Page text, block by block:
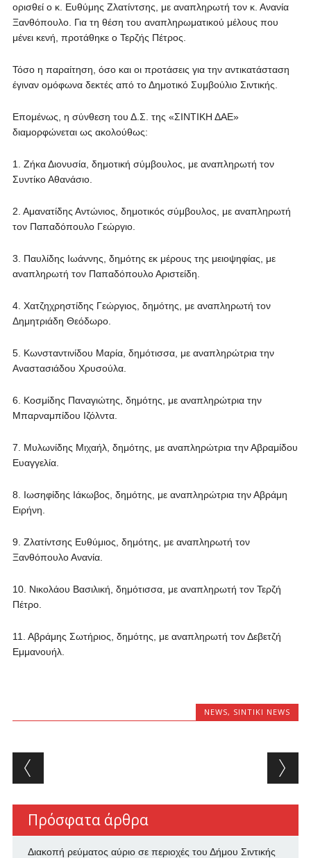
ορισθεί ο κ. Ευθύμης Ζλατίντσης, με αναπληρωτή τον κ. Ανανία
Ξανθόπουλο. Για τη θέση του αναπληρωματικού μέλους που
μένει κενή, προτάθηκε ο Τερζής Πέτρος.
Τόσο η παραίτηση, όσο και οι προτάσεις για την αντικατάσταση
έγιναν ομόφωνα δεκτές από το Δημοτικό Συμβούλιο Σιντικής.
Επομένως, η σύνθεση του Δ.Σ. της «ΣΙΝΤΙΚΗ ΔΑΕ»
διαμορφώνεται ως ακολούθως:
1. Ζήκα Διονυσία, δημοτική σύμβουλος, με αναπληρωτή τον
Συντίκο Αθανάσιο.
2. Αμανατίδης Αντώνιος, δημοτικός σύμβουλος, με αναπληρωτή
τον Παπαδόπουλο Γεώργιο.
3. Παυλίδης Ιωάννης, δημότης εκ μέρους της μειοψηφίας, με
αναπληρωτή τον Παπαδόπουλο Αριστείδη.
4. Χατζηχρηστίδης Γεώργιος, δημότης, με αναπληρωτή τον
Δημητριάδη Θεόδωρο.
5. Κωνσταντινίδου Μαρία, δημότισσα, με αναπληρώτρια την
Αναστασιάδου Χρυσούλα.
6. Κοσμίδης Παναγιώτης, δημότης, με αναπληρώτρια την
Μπαρναμπίδου Ιζόλντα.
7. Μυλωνίδης Μιχαήλ, δημότης, με αναπληρώτρια την Αβραμίδου
Ευαγγελία.
8. Ιωσηφίδης Ιάκωβος, δημότης, με αναπληρώτρια την Αβράμη
Ειρήνη.
9. Ζλατίντσης Ευθύμιος, δημότης, με αναπληρωτή τον
Ξανθόπουλο Ανανία.
10. Νικολάου Βασιλική, δημότισσα, με αναπληρωτή τον Τερζή
Πέτρο.
11. Αβράμης Σωτήριος, δημότης, με αναπληρωτή τον Δεβετζή
Εμμανουήλ.
NEWS, SINTIKI NEWS
Post navigation
Πρόσφατα άρθρα
Διακοπή ρεύματος αύριο σε περιοχές του Δήμου Σιντικής